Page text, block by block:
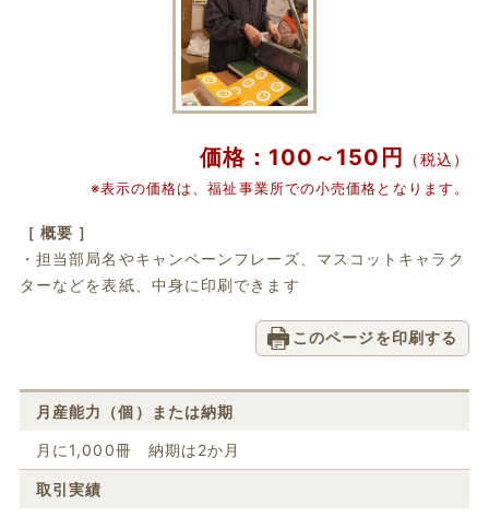
価格：100～150円 （税込）
※表示の価格は、福祉事業所での小売価格となります。
［ 概要 ］
・担当部局名やキャンペーンフレーズ、マスコットキャラク
ターなどを表紙、中身に印刷できます
このページを印刷する
月産能力（個）または納期
月に1,000冊 納期は2か月
取引実績